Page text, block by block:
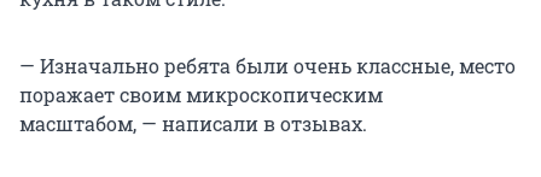
— Изначально ребята были очень классные, место
поражает своим микроскопическим
масштабом, — написали в отзывах.